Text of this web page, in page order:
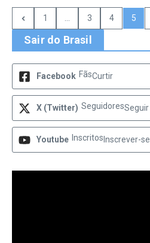
1 3 4 5
Sair do Brasil
Facebook FãsCurtir
X (Twitter) SeguidoresSeguir
Youtube Inscritos Inscrever-se